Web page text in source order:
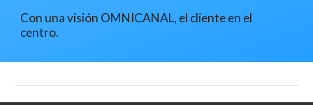
Con una visión OMNICANAL, el cliente en el
centro.